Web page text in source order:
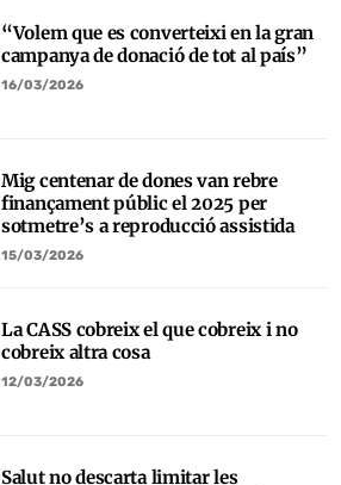
“Volem que es converteixi en la gran
campanya de donació de tot al país”
16/03/2026
Mig centenar de dones van rebre
finançament públic el 2025 per
sotmetre’s a reproducció assistida
15/03/2026
La CASS cobreix el que cobreix i no
cobreix altra cosa
12/03/2026
Salut no descarta limitar les